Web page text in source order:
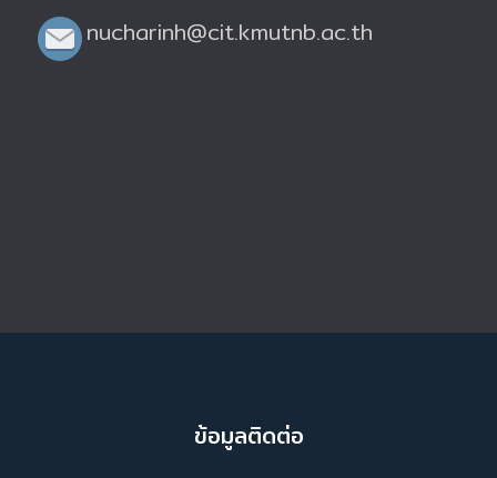
nucharinh@cit.kmutnb.ac.th
ข้อมูลติดต่อ